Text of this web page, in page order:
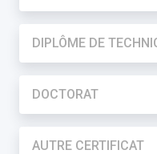
DIPLÔME DE
DOCTORAT
AUTRE CERTIFICAT